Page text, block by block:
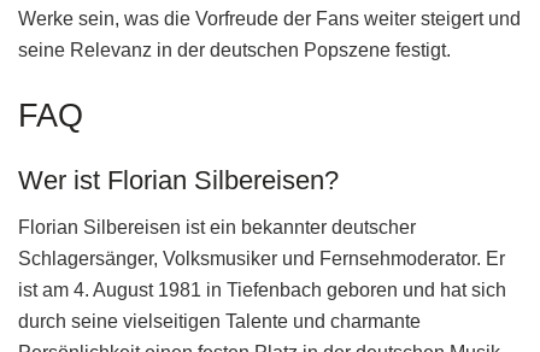
Werke sein, was die Vorfreude der Fans weiter steigert und
seine Relevanz in der deutschen Popszene festigt.
FAQ
Wer ist Florian Silbereisen?
Florian Silbereisen ist ein bekannter deutscher
Schlagersänger, Volksmusiker und Fernsehmoderator. Er
ist am 4. August 1981 in Tiefenbach geboren und hat sich
durch seine vielseitigen Talente und charmante